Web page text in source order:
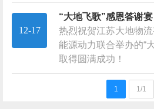
12-17
“大地飞歌”感恩答谢宴
热烈祝贺江苏大地物
能源动力联合举办的“
取得圆满成功！
1 1/1